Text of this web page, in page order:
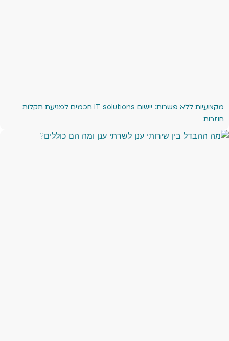
מקצועיות ללא פשרות: יישום IT solutions חכמים למניעת תקלות
חוזרות